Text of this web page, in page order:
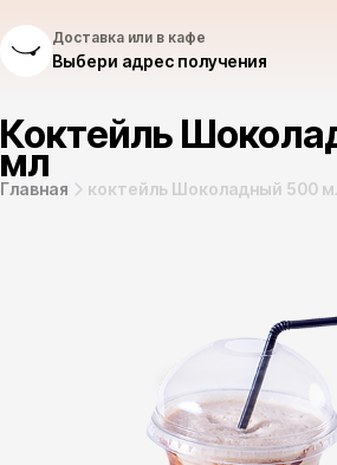
Доставка или в кафе
Выбери адрес получения
Коктейль
мл
Главная коктейль Шоколадный 500